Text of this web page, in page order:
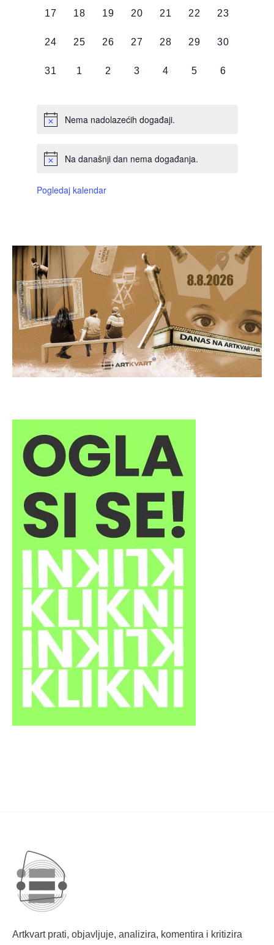
0
17
0
18
0
19
0
20
0
21
0
22
0
23
0
24
0
25
0
26
0
27
0
28
0
29
0
30
0
31
0
1
0
2
0
3
0
4
0
5
0
6
Nema nadolazećih događaji.
Na današnji dan nema događanja.
Pogledaj kalendar
Artkvart prati, objavljuje, analizira, komentira i kritizira